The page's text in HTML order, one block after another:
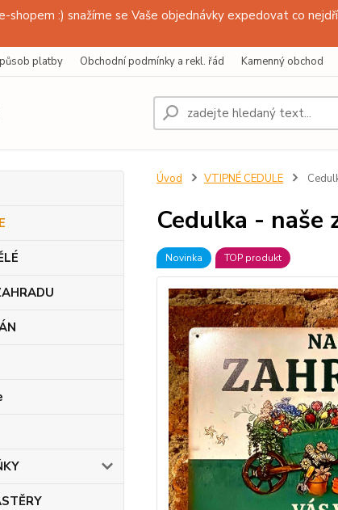
shopem :) snažíme se Vaše objednávky expedovat co
platby Obchodní podmínky a rekl. řád Kamenný obchod
Úvod VTIPNÉ CEDULE
Cedulka - naše
Novinka TOP produkt